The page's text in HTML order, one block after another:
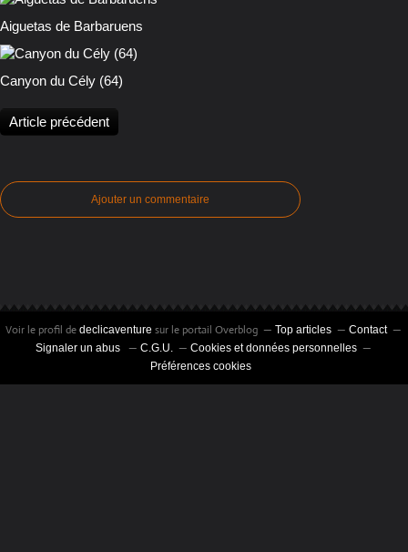
Aiguetas de Barbaruens
Canyon du Cély (64)
Article précédent
Ajouter un commentaire
Voir le profil dedeclicaventure sur le portail Overblog Top articles
Contact
Signaler un abus
C.G.U.
Cookies et données personnelles
Préférences cookies